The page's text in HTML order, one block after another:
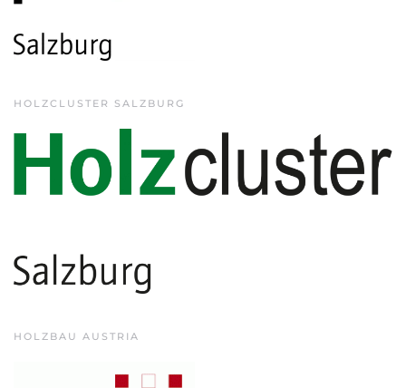
HOLZCLUSTER SALZBURG
HOLZBAU AUSTRIA